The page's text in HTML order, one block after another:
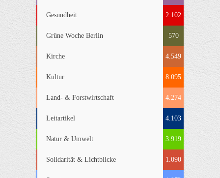
Gesundheit 2.102
Grüne Woche Berlin 570
Kirche 4.549
Kultur 8.095
Land- & Forstwirtschaft 4.274
Leitartikel 4.103
Natur & Umwelt 3.919
Solidarität & Lichtblicke 1.090